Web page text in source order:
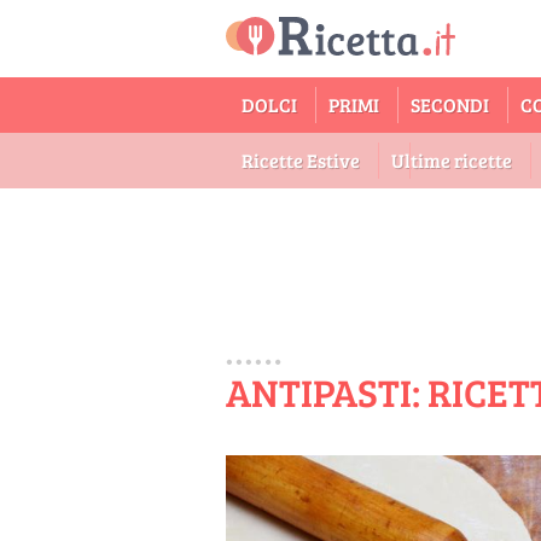
DOLCI PRIMI SECONDI
Ricette Estive Ultime ricette
ANTIPASTI: